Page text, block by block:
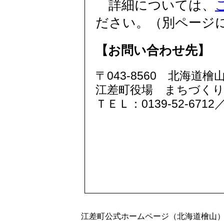
詳細については、
ださい。（別ページ
【お問い合わせ先】
〒043-8560 北海道檜
江差町役場 まちづく
ＴＥＬ：0139-52-6712
江差町公式ホームページ（北海道檜山